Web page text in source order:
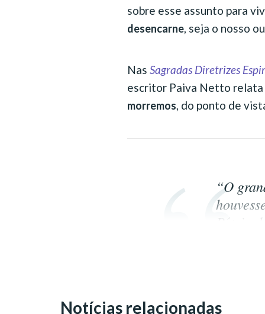
sobre esse assunto para
desencarne, seja o nosso
Nas Sagradas Diretrizes
escritor Paiva Netto relata
morremos, do ponto de
“O
Pátria
mas
Notícias relacionadas